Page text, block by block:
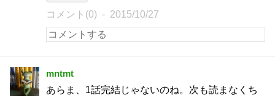
コメント(0) 2015/10/27
mntmt
あらま、1話完結じゃないのね。次も読まなくち